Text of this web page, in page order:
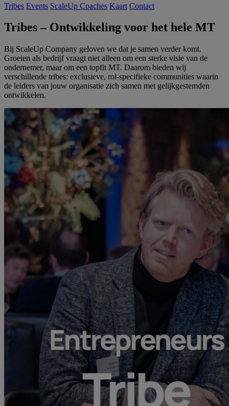
Tribes Events ScaleUp Coaches Kaart Contact
Tribes – Ontwikkeling voor het hele MT
Bij ScaleUp Company geloven we dat je samen verder komt.
Groeien als bedrijf vraagt niet alleen om een sterke visie van de
ondernemer, maar om een topfit MT. Daarom bieden wij
verschillende tribes: exclusieve, rol-specifieke communities waarin
de leiders van jouw organisatie zich samen met gelijkgestemden
ontwikkelen.